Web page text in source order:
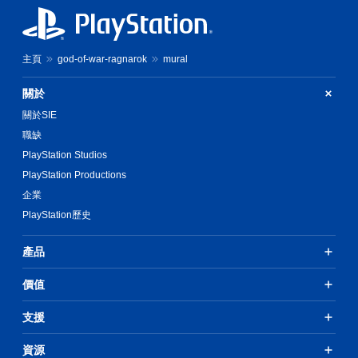
主頁 god-of-war-ragnarok mural
關於
關於SIE
職缺
PlayStation Studios
PlayStation Productions
企業
PlayStation歷史
產品
價值
支援
資源